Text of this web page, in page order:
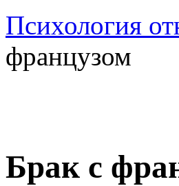
Психология
французом
Брак с